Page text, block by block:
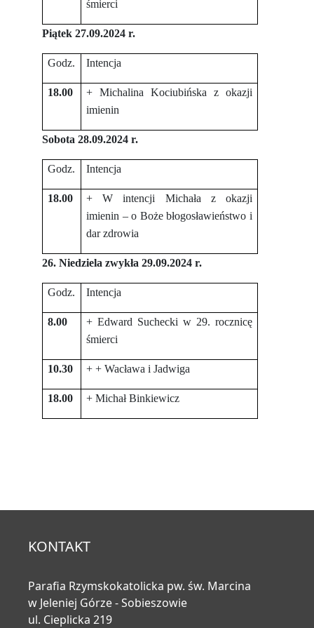
śmierci
Piątek 27.09.2024 r.
Godz. Intencja
18.00
+ Michalina Kociubińska z okazji
imienin
Sobota 28.09.2024 r.
Godz. Intencja
18.00
+ W intencji Michała z okazji
imienin – o Boże błogosławieństwo i
dar zdrowia
26. Niedziela zwykła 29.09.2024 r.
Godz. Intencja
8.00
+ Edward Suchecki w 29. rocznicę
śmierci
10.30 + + Wacława i Jadwiga
18.00 + Michał Binkiewicz
KONTAKT
Parafia Rzymskokatolicka pw. św. Marcina
w Jeleniej Górze - Sobieszowie
ul. Cieplicka 219